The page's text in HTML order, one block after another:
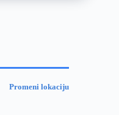
Promeni lokaciju